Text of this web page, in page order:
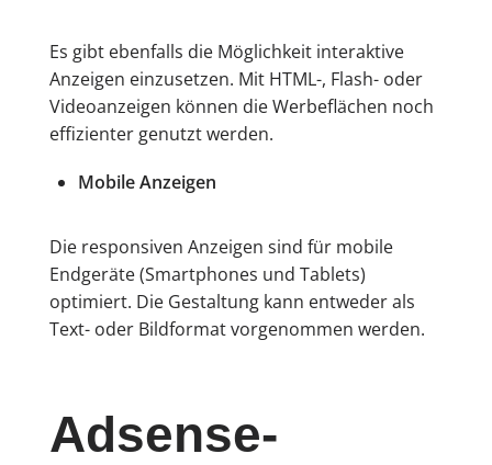
Es gibt ebenfalls die Möglichkeit interaktive
Anzeigen einzusetzen. Mit HTML-, Flash- oder
Videoanzeigen können die Werbeflächen noch
effizienter genutzt werden.
Mobile Anzeigen
Die responsiven Anzeigen sind für mobile
Endgeräte (Smartphones und Tablets)
optimiert. Die Gestaltung kann entweder als
Text- oder Bildformat vorgenommen werden.
Adsense-